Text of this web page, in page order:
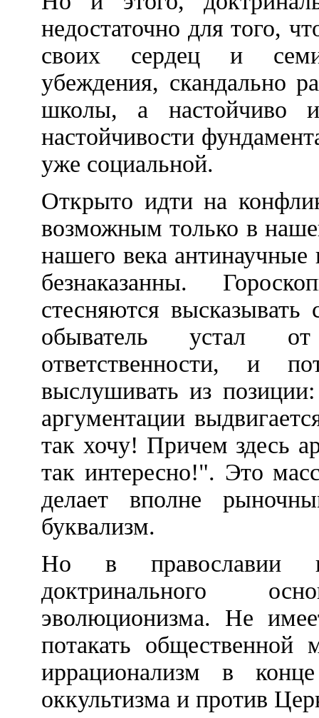
недостаточно для того,
своих сердец и
убеждения, скандально
школы, а настойчиво
настойчивости
уже социальной.
Открыто идти на
возможным только в
нашего века
безнаказанны.
стесняются
обыватель устал
ответственности, и
выслушивать из
аргументации
так хочу! Причем здесь
так интересно!". Это
делает вполне
буквализм.
Но в православии
доктринального
эволюционизма. Не
потакать
иррационализм в
оккультизма и против